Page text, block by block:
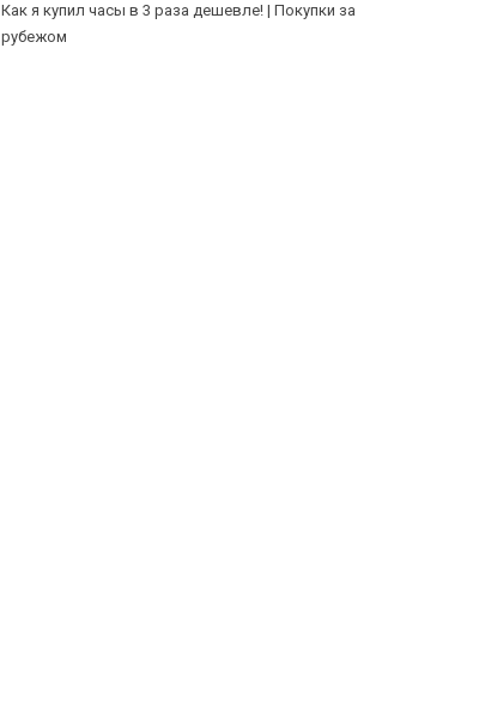
Как я купил часы в 3 раза дешевле! | Покупки за
рубежом